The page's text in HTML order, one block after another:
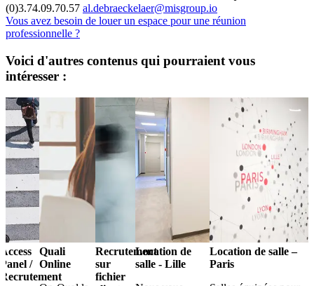
(0)3.74.09.70.57 al.debraeckelaer@misgroup.io
Vous avez besoin de louer un espace pour une réunion
professionnelle ?
Voici d'autres contenus qui pourraient vous
intéresser :
Access
Panel /
Recrutement
Quali
Online
Recrutement
sur
fichier
Location de
salle - Lille
Location de salle –
Paris